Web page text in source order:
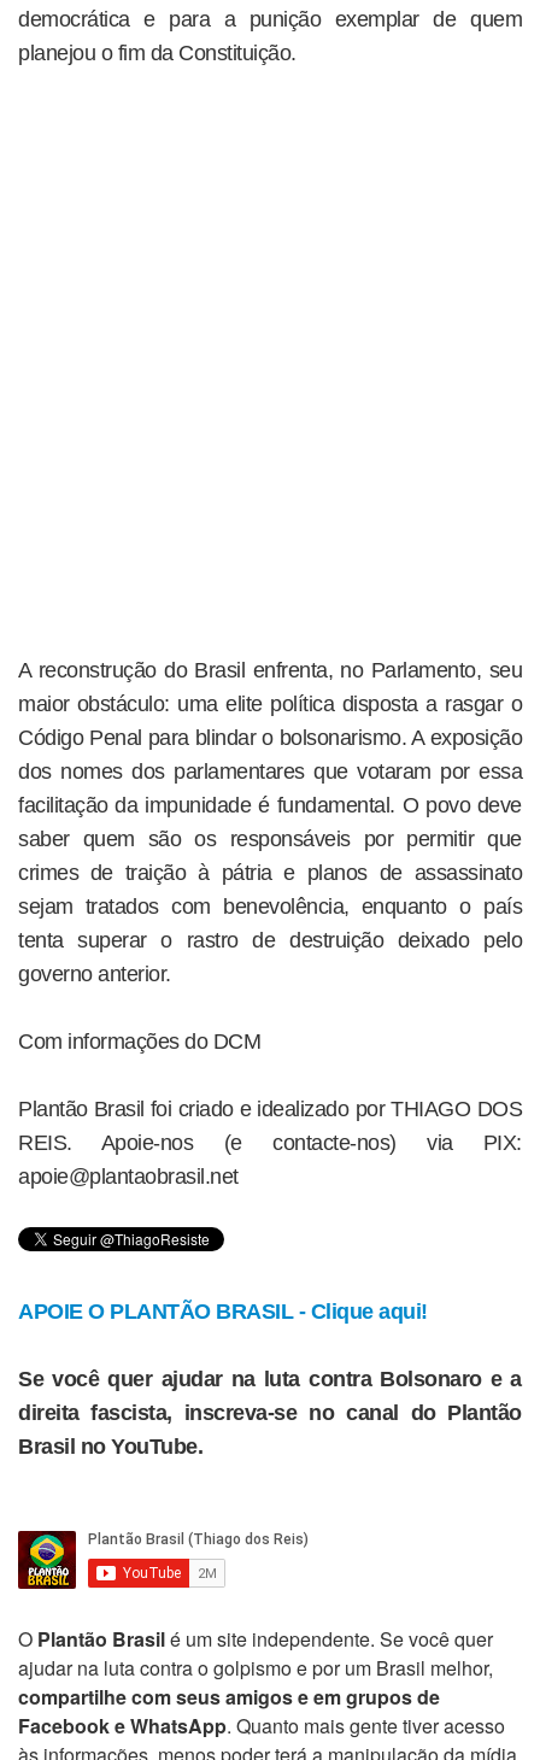
democrática e para a punição exemplar de quem
planejou o fim da Constituição.
A reconstrução do Brasil enfrenta, no Parlamento, seu
maior obstáculo: uma elite política disposta a rasgar o
Código Penal para blindar o bolsonarismo. A exposição
dos nomes dos parlamentares que votaram por essa
facilitação da impunidade é fundamental. O povo deve
saber quem são os responsáveis por permitir que
crimes de traição à pátria e planos de assassinato
sejam tratados com benevolência, enquanto o país
tenta superar o rastro de destruição deixado pelo
governo anterior.
Com informações do DCM
Plantão Brasil foi criado e idealizado por THIAGO DOS
REIS. Apoie-nos (e contacte-nos) via PIX:
apoie@plantaobrasil.net
APOIE O PLANTÃO BRASIL - Clique aqui!
Se você quer ajudar na luta contra Bolsonaro e a
direita fascista, inscreva-se no canal do Plantão
Brasil no YouTube.
O Plantão Brasilé um site independente. Se você quer
ajudar na luta contra o golpismo e por um Brasil melhor,
compartilhe com seus amigos e em grupos de
Facebook e WhatsApp. Quanto mais gente tiver acesso